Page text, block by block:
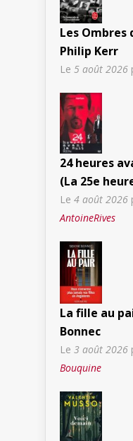
Les Ombres
Philip Kerr
Le 5 août 2026
24 heures
(La 25e
Le 4 août 2026
AntoineRives
La fille au
Bonnec
Le 3 août 2026
Bouquine